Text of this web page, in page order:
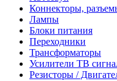
Коннекторы,
Лампы
Блоки питания
Переходники
Трансформаторы
Усилители ТВ
Резисторы /